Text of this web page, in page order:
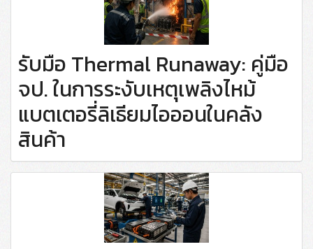
รับมือ Thermal Runaway: คู่มือ
จป. ในการระงับเหตุเพลิงไหม้
แบตเตอรี่ลิเธียมไอออนในคลัง
สินค้า